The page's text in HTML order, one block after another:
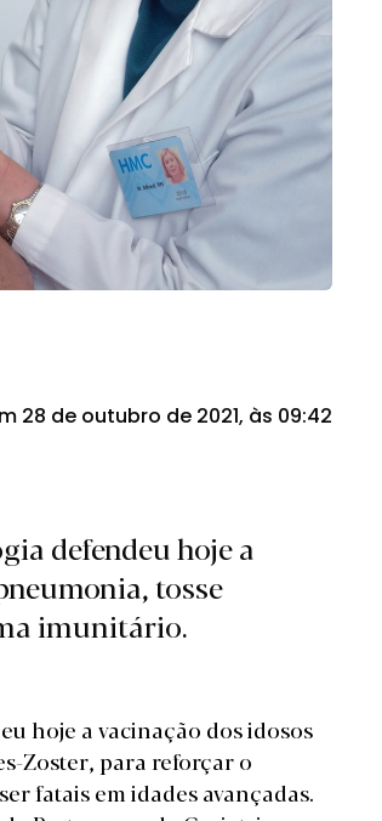
28 de outubro de 2021, às 09:42
defendeu hoje a
tosse
imunitário.
hoje a vacinação dos idosos
Zoster, para reforçar o
fatais em idades avançadas.